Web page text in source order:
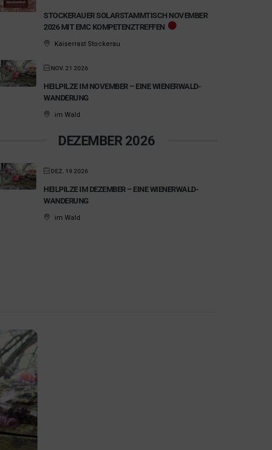
STOCKERAUER SOLARSTAMMTISCH NOVEMBER
2026 MIT EMC KOMPETENZTREFFEN
Kaiserrast Stockerau
NOV. 21 2026
HEILPILZE IM NOVEMBER – EINE WIENERWALD-
WANDERUNG
im Wald
DEZEMBER 2026
DEZ. 19 2026
HEILPILZE IM DEZEMBER – EINE WIENERWALD-
WANDERUNG
im Wald